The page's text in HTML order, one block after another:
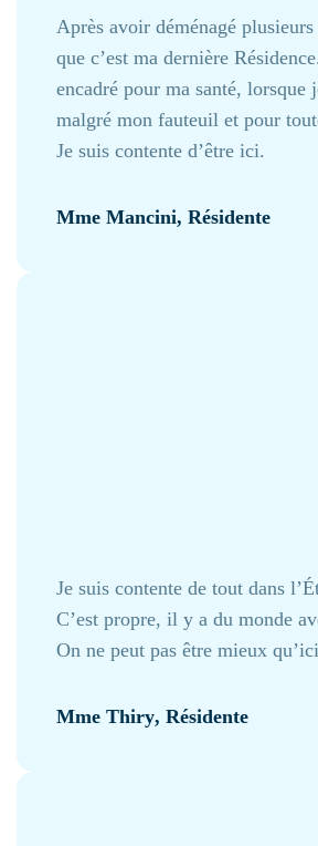
Après avoir déménagé
que c’est ma dernière
encadré pour ma santé, lorsque
malgré mon fauteuil et pour
Je suis contente d’être ici.
Mme Mancini, Résidente
Je suis contente de tout dans
C’est propre, il y a du monde
On ne peut pas être mieux
Mme Thiry, Résidente